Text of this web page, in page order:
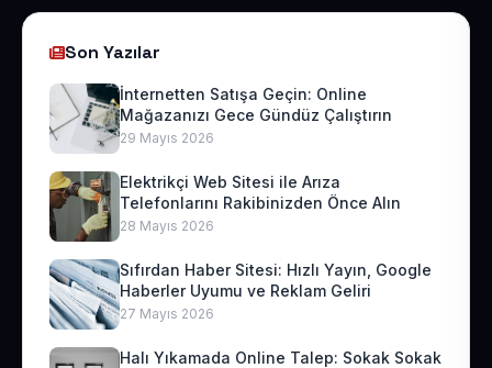
Son Yazılar
İnternetten Satışa Geçin: Online
Mağazanızı Gece Gündüz Çalıştırın
29 Mayıs 2026
Elektrikçi Web Sitesi ile Arıza
Telefonlarını Rakibinizden Önce Alın
28 Mayıs 2026
Sıfırdan Haber Sitesi: Hızlı Yayın, Google
Haberler Uyumu ve Reklam Geliri
27 Mayıs 2026
Halı Yıkamada Online Talep: Sokak Sokak